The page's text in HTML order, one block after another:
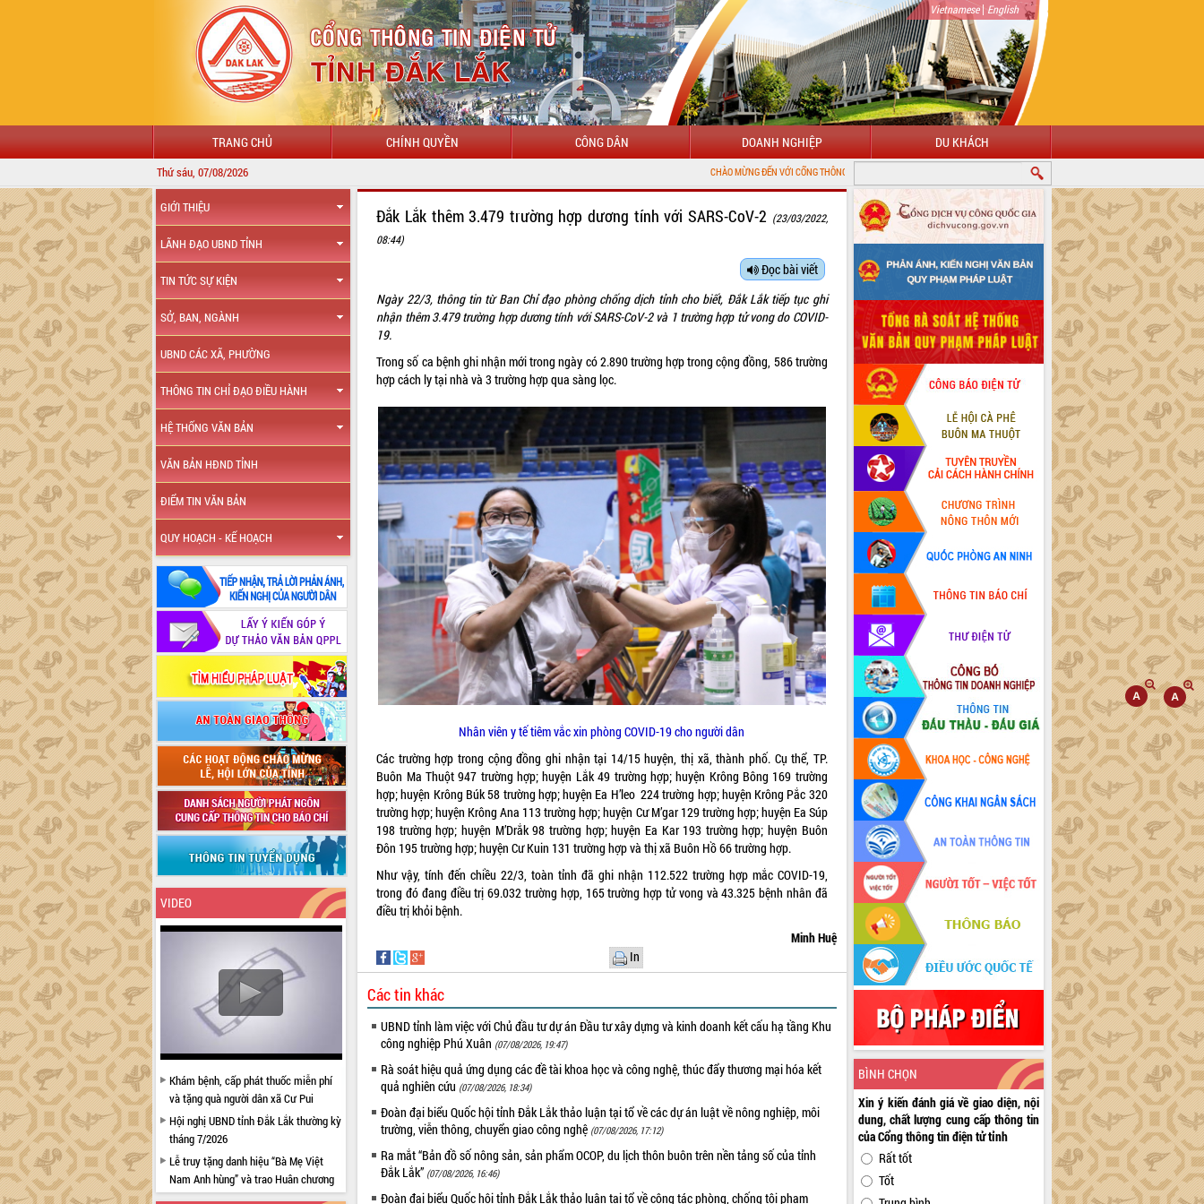
Vietnamese| English
TRANG CHỦ CHÍNH QUYỀN CÔNG DÂN DOANH NGHIỆP DU KHÁCH
Thứ sáu, 07/08/2026 CHÀO MỪNG ĐẾN VỚI CỔNG THÔNG TIN ĐIỆN TỬ TỈNH ĐẮK LẮK
GIỚI THIỆU
LÃNH ĐẠO UBND TỈNH
TIN TỨC SỰ KIỆN
SỞ, BAN, NGÀNH
UBND CÁC XÃ, PHƯỜNG
THÔNG TIN CHỈ ĐẠO ĐIỀU HÀNH
HỆ THỐNG VĂN BẢN
VĂN BẢN HĐND TỈNH
ĐIỂM TIN VĂN BẢN
QUY HOẠCH - KẾ HOẠCH
VIDEO
Khám bệnh, cấp phát thuốc miễn phí
và tặng quà người dân xã Cư Pui
Hội nghị UBND tỉnh Đắk Lắk thường kỳ
tháng 7/2026
Lễ truy tặng danh hiệu “Bà Mẹ Việt
Nam Anh hùng” và trao Huân chương
Lao động
Đắk Lắk thêm 3.479 trường hợp dương tính với SARS-CoV-2 (23/03/2022,
08:44)
Đọc bài viết
Ngày 22/3, thông tin từ Ban Chỉ đạo phòng chống dịch tỉnh cho biết, Đắk Lắk tiếp tục ghi
nhận thêm 3.479 trường hợp dương tính với SARS-CoV-2 và 1 trường hợp tử vong do COVID-
19.
Trong số ca bệnh ghi nhận mới trong ngày có 2.890 trường hợp trong cộng đồng, 586 trường
hợp cách ly tại nhà và 3 trường hợp qua sàng lọc.
Nhân viên y tế tiêm vắc xin phòng COVID-19 cho người dân
Các trường hợp trong cộng đồng ghi nhận tại 14/15 huyện, thị xã, thành phố. Cụ thể, TP.
Buôn Ma Thuột 947 trường hợp; huyện Lắk 49 trường hợp; huyện Krông Bông 169 trường
hợp; huyện Krông Búk 58 trường hợp; huyện Ea H’leo 224 trường hợp; huyện Krông Pắc 320
trường hợp; huyện Krông Ana 113 trường hợp; huyện Cư M’gar 129 trường hợp; huyện Ea Súp
198 trường hợp; huyện M’Drắk 98 trường hợp; huyện Ea Kar 193 trường hợp; huyện Buôn
Đôn 195 trường hợp; huyện Cư Kuin 131 trường hợp và thị xã Buôn Hồ 66 trường hợp.
Như vậy, tính đến chiều 22/3, toàn tỉnh đã ghi nhận 112.522 trường hợp mắc COVID-19,
trong đó đang điều trị 69.032 trường hợp, 165 trường hợp tử vong và 43.325 bệnh nhân đã
điều trị khỏi bệnh.
Minh Huệ
In
Các tin khác
UBND tỉnh làm việc với Chủ đầu tư dự án Đầu tư xây dựng và kinh doanh kết cấu hạ tầng Khu
công nghiệp Phú Xuân (07/08/2026, 19:47)
Rà soát hiệu quả ứng dụng các đề tài khoa học và công nghệ, thúc đẩy thương mại hóa kết
quả nghiên cứu (07/08/2026, 18:34)
Đoàn đại biểu Quốc hội tỉnh Đắk Lắk thảo luận tại tổ về các dự án luật về nông nghiệp, môi
trường, viễn thông, chuyển giao công nghệ (07/08/2026, 17:12)
Ra mắt “Bản đồ số nông sản, sản phẩm OCOP, du lịch thôn buôn trên nền tảng số của tỉnh
Đắk Lắk” (07/08/2026, 16:46)
Đoàn đại biểu Quốc hội tỉnh Đắk Lắk thảo luận tại tổ về công tác phòng, chống tội phạm
BÌNH CHỌN
Xin ý kiến đánh giá về giao diện, nội
dung, chất lượng cung cấp thông tin
của Cổng thông tin điện tử tỉnh
Rất tốt
Tốt